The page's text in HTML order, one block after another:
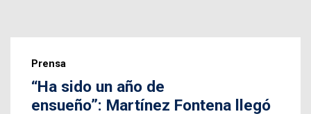
Prensa
“Ha sido un año de
ensueño”: Martínez Fontena llegó